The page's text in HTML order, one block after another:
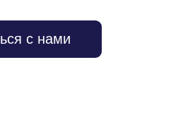
с нами